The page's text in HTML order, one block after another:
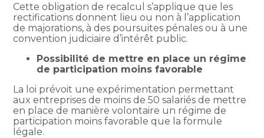
Cette obligation de recalcul s’applique que les
rectifications donnent lieu ou non à l’application
de majorations, à des poursuites pénales ou à une
convention judiciaire d’intérêt public.
Possibilité de mettre en place un régime
de participation moins favorable
La loi prévoit une expérimentation permettant
aux entreprises de moins de 50 salariés de mettre
en place de manière volontaire un régime de
participation moins favorable que la formule
légale.